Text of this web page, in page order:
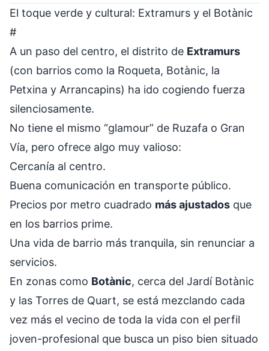
El toque verde y cultural: Extramurs y el Botànic
#
A un paso del centro, el distrito de Extramurs
(con barrios como la Roqueta, Botànic, la
Petxina y Arrancapins) ha ido cogiendo fuerza
silenciosamente.
No tiene el mismo “glamour” de Ruzafa o Gran
Vía, pero ofrece algo muy valioso:
Cercanía al centro.
Buena comunicación en transporte público.
Precios por metro cuadrado más ajustados que
en los barrios prime.
Una vida de barrio más tranquila, sin renunciar a
servicios.
En zonas como Botànic, cerca del Jardí Botànic
y las Torres de Quart, se está mezclando cada
vez más el vecino de toda la vida con el perfil
joven-profesional que busca un piso bien situado